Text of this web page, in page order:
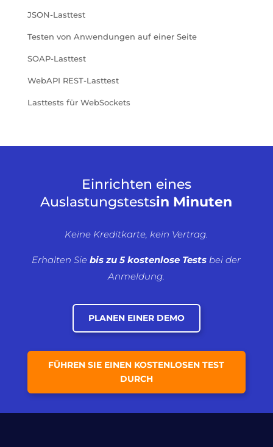
JSON-Lasttest
Testen von Anwendungen auf einer Seite
SOAP-Lasttest
WebAPI REST-Lasttest
Lasttests für WebSockets
Einrichten eines
Auslastungstestsin Minuten
Keine Kreditkarte, kein Vertrag.
Erhalten Siebis zu 5 kostenlose Tests bei der
Anmeldung.
PLANEN EINER DEMO
FÜHREN SIE EINEN KOSTENLOSEN TEST
DURCH